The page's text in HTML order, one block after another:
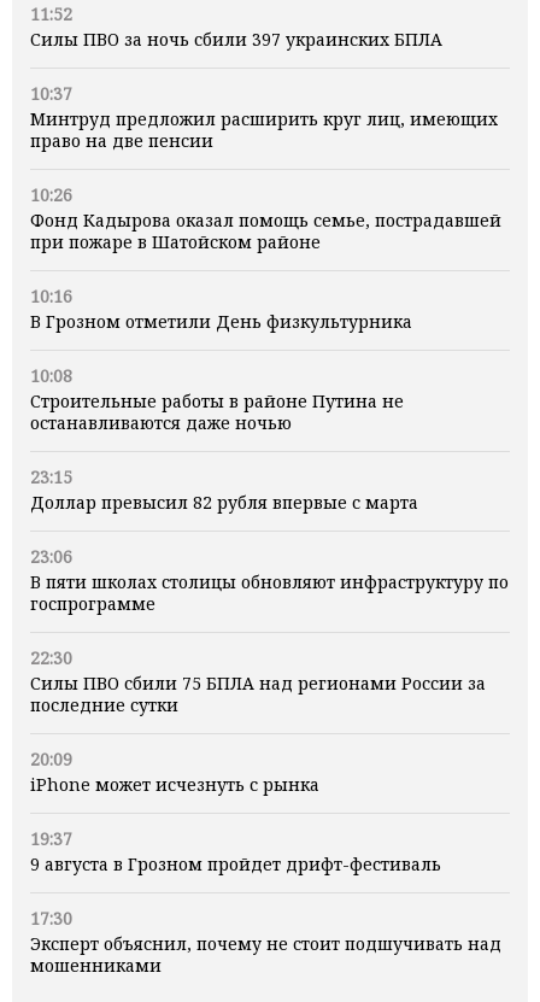
11:52
Силы ПВО за ночь сбили 397 украинских БПЛА
10:37
Минтруд предложил расширить круг лиц, имеющих
право на две пенсии
10:26
Фонд Кадырова оказал помощь семье, пострадавшей
при пожаре в Шатойском районе
10:16
В Грозном отметили День физкультурника
10:08
Строительные работы в районе Путина не
останавливаются даже ночью
23:15
Доллар превысил 82 рубля впервые с марта
23:06
В пяти школах столицы обновляют инфраструктуру по
госпрограмме
22:30
Силы ПВО сбили 75 БПЛА над регионами России за
последние сутки
20:09
iPhone может исчезнуть с рынка
19:37
9 августа в Грозном пройдет дрифт-фестиваль
17:30
Эксперт объяснил, почему не стоит подшучивать над
мошенниками